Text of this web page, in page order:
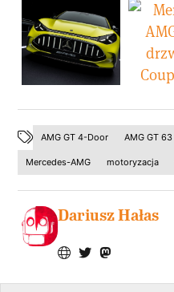
AMG GT 4-Door AMG GT 63
Mercedes-AMG motoryzacja
Dariusz Hałas